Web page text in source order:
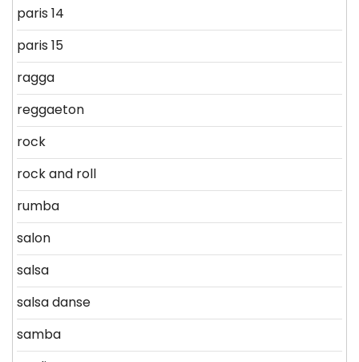
paris 14
paris 15
ragga
reggaeton
rock
rock and roll
rumba
salon
salsa
salsa danse
samba